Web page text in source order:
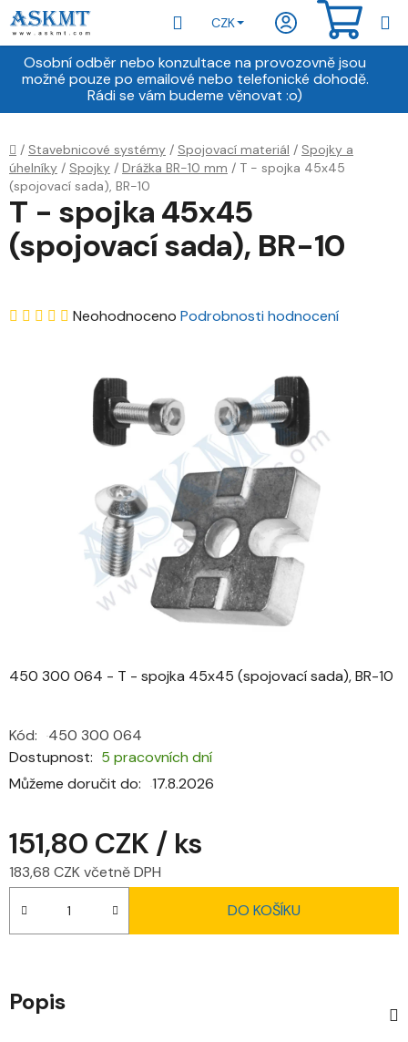
Přejít
na
obsah
Osobní odběr nebo konzultace na provozovně jsou
možné pouze po emailové nebo telefonické dohodě.
Rádi se vám budeme věnovat :o)
Hledat
CZK
Domů
/ Stavebnicové systémy / Spojovací materiál / Spojky a
úhelníky / Spojky / Drážka BR-10 mm / T - spojka 45x45
(spojovací sada), BR-10
450 300 064 - T - spojka 45x45 (spojovací sada), BR-10
Dostupnost
5 pracovních dní
Můžeme doručit do:
17.8.2026
Kód: 450 300 064
151,80 CZK / ks
183,68 CZK včetně DPH
DO KOŠÍKU
T - spojka 45x45
(spojovací sada), BR-10
Průměrné
0,0
hvězdiček.
Neohodnoceno Podrobnosti hodnocení
Popis